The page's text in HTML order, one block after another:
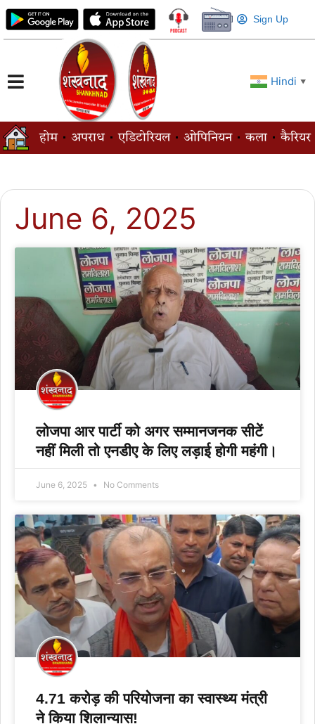
Sign Up
Hindi ▼
होम अपराध एडिटोरियल ओपिनियन कला कैरियर
June 6, 2025
लोजपा आर पार्टी को अगर सम्मानजनक सीटें
नहीं मिली तो एनडीए के लिए लड़ाई होगी महंगी।
June 6, 2025 No Comments
4.71 करोड़ की परियोजना का स्वास्थ्य मंत्री
ने किया शिलान्यास!